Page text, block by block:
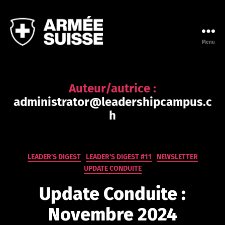
suisse
Menu
Auteur/autrice :
administrator@leadershipcampus.c
h
Catégories
LEADER'S DIGEST LEADER'S DIGEST #11
NEWSLETTER
UPDATE CONDUITE
Update Conduite :
Novembre 2024
P
in
is
at
or
@